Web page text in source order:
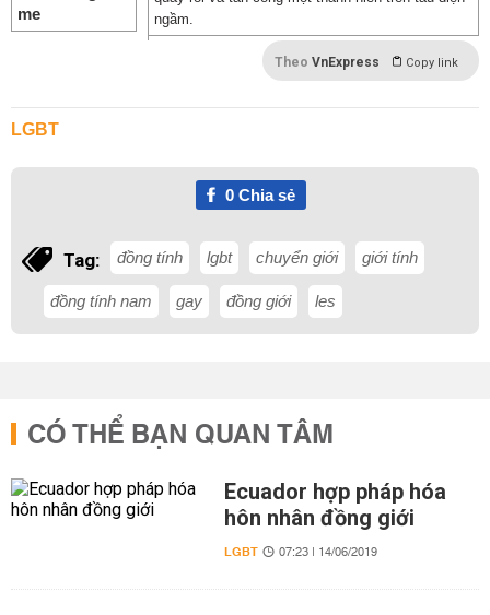
ngầm.
Theo VnExpress Copy link
LGBT
0Chia sẻ
Tag: đồng tính lgbt chuyển giới giới tính
đồng tính nam gay đồng giới les
CÓ THỂ BẠN QUAN TÂM
Ecuador hợp pháp hóa
hôn nhân đồng giới
LGBT 07:23 | 14/06/2019